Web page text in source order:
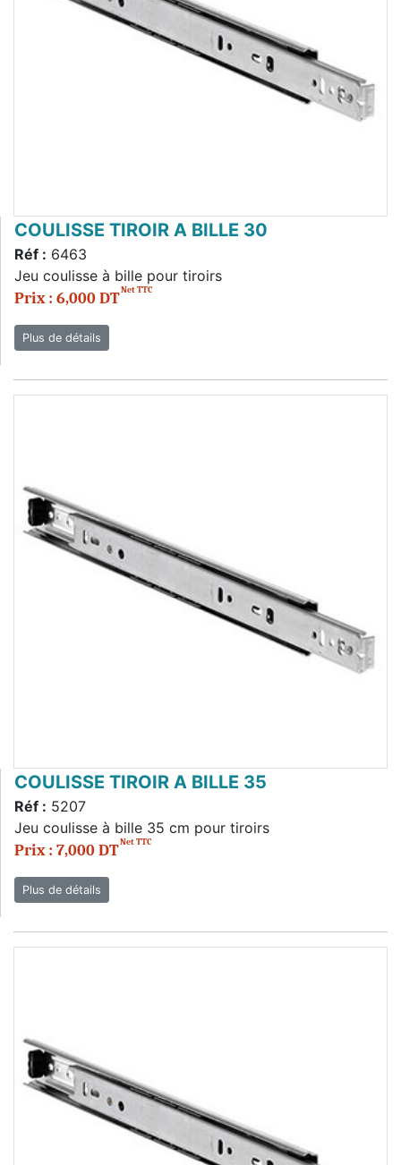
COULISSE TIROIR A BILLE 30
Réf : 6463
Jeu coulisse à bille pour tiroirs
Prix : 6,000 DTNet TTC
Plus de détails
COULISSE TIROIR A BILLE 35
Réf : 5207
Jeu coulisse à bille 35 cm pour tiroirs
Prix : 7,000 DTNet TTC
Plus de détails